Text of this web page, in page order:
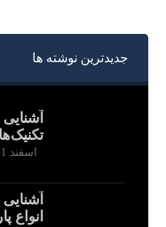
جدیدترین نوشته ها
اسفند 11, 1403
انواع